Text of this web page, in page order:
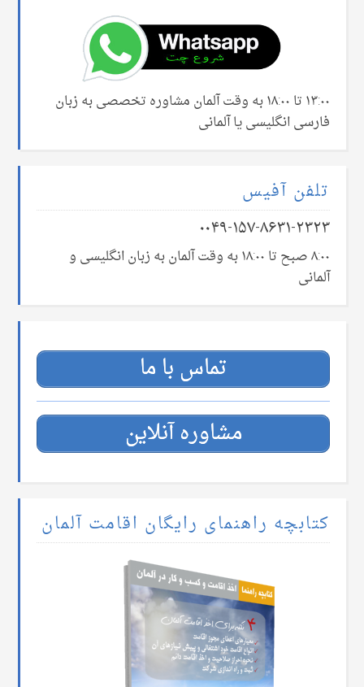
۱۳:۰۰ تا ۱۸:۰۰ به وقت آلمان مشاوره تخصصی به زبان
فارسی انگلیسی یا آلمانی
تلفن آفیس
۰۰۴۹-۱۵۷-۸۶۳۱-۲۳۲۳
۸:۰۰ صبح تا ۱۸:۰۰ به وقت آلمان به زبان انگلیسی و
آلمانی
تماس با ما
مشاوره آنلاین
کتابچه راهنمای رایگان اقامت آلمان